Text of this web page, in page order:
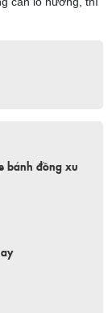
bánh đồng xu